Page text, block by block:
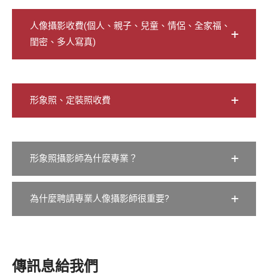
人像攝影收費(個人、親子、兒童、情侶、全家福、
閨密、多人寫真)
形象照、定裝照收費
形象照攝影師為什麼專業？
為什麼聘請專業人像攝影師很重要?
傳訊息給我們